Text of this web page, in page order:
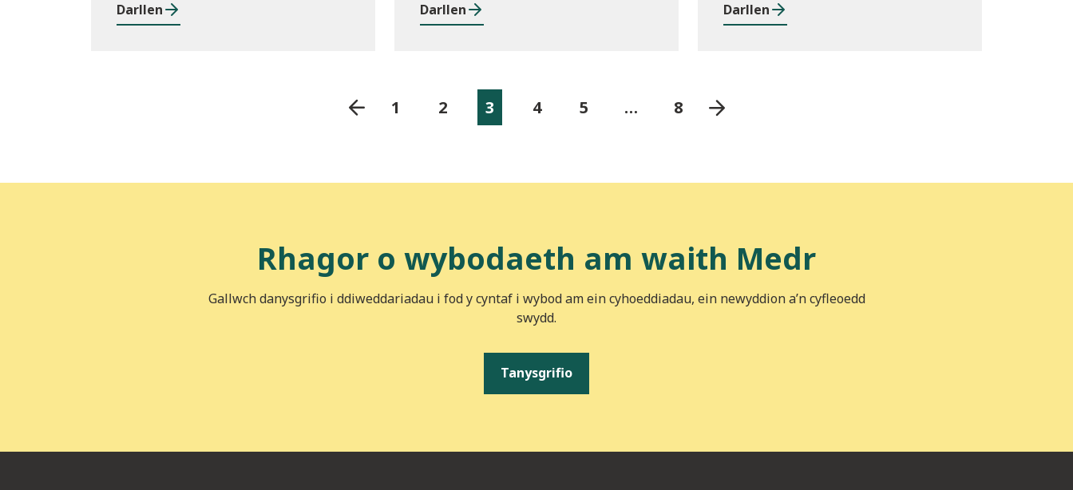
Darllen Darllen Darllen
1 2 3 4 5 … 8
Rhagor o wybodaeth am waith Medr
Gallwch danysgrifio i ddiweddariadau i fod y cyntaf i wybod am ein cyhoeddiadau, ein newyddion a’n cyfleoedd
swydd.
Tanysgrifio